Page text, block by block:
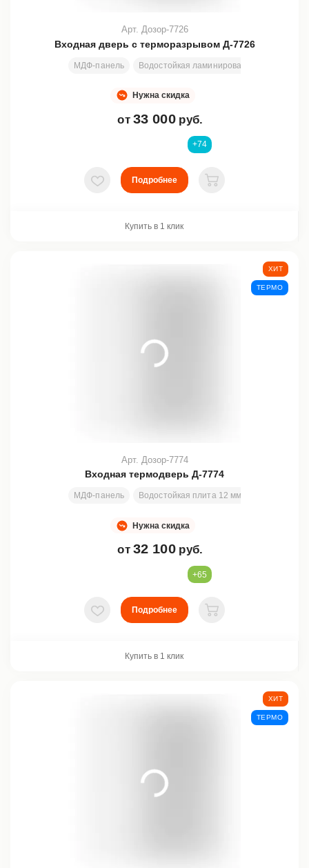
Входная дверь с терморазрывом Д-7726
МДФ-панель Водостойкая ламинированная плита +
Арт. Дозор-7726
Нужна скидка
от 33 000 руб.
+74
В избранное
Подробнее
В корзину
Купить в 1 клик
Входная термодверь Д-7774
МДФ-панель Водостойкая плита 12 мм + ISOLON-500
Арт. Дозор-7774
Нужна скидка
от 32 100 руб.
ХИТ
ТЕРМО
+65
В избранное
Подробнее
В корзину
Купить в 1 клик
ХИТ
ТЕРМО